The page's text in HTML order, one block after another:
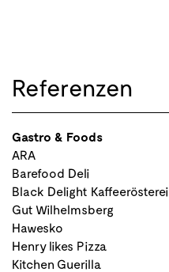
Referenzen
Gastro & Foods
ARA
Barefood Deli
Black Delight Kaffeerösterei
Gut Wilhelmsberg
Hawesko
Henry likes Pizza
Kitchen Guerilla